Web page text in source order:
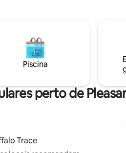
apenas
desfrute da proximidade
talvez compre uma
local. Animais de estimação e fumar não
são permitidos. Obrigado.
Piscina
perto de
Trace